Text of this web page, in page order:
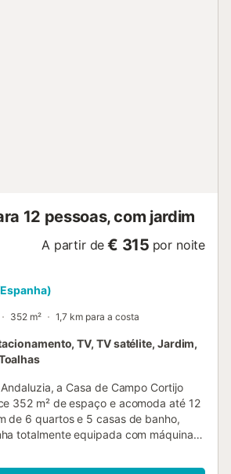
12 pessoas, com jardim
A partir de € 315 por noite
352 m² 1,7 km para a costa
TV, TV satélite, Jardim,
a Casa de Campo Cortijo
352 m² de espaço e acomoda até 12
de 6 quartos e 5 casas de banho,
totalmente equipada com máquinas
para videochamadas, espaço de